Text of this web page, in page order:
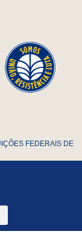
FEDERAIS DE